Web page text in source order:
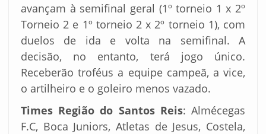
avançam à semifinal geral (1º torneio 1 x 2º
Torneio 2 e 1º torneio 2 x 2º torneio 1), com
duelos de ida e volta na semifinal. A
decisão, no entanto, terá jogo único.
Receberão troféus a equipe campeã, a vice,
o artilheiro e o goleiro menos vazado.
Times Região do Santos Reis: Almécegas
F.C, Boca Juniors, Atletas de Jesus, Costela,